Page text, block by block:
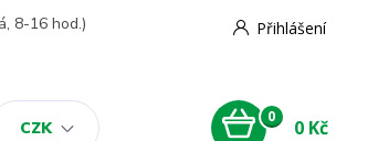
CZK
Přihlášení
8-16 hod.)
0 0 Kč